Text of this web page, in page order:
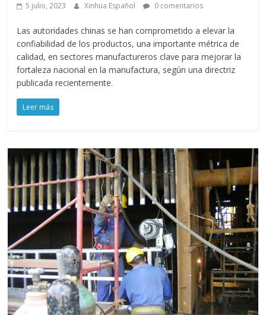
5 julio, 2023 Xinhua Español 0 comentarios
Las autoridades chinas se han comprometido a elevar la
confiabilidad de los productos, una importante métrica de
calidad, en sectores manufactureros clave para mejorar la
fortaleza nacional en la manufactura, según una directriz
publicada recientemente.
Leer más